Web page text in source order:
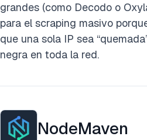
grandes (como Decodo o
para el scraping masivo
que una sola IP sea
negra en toda la red.
NodeMaven